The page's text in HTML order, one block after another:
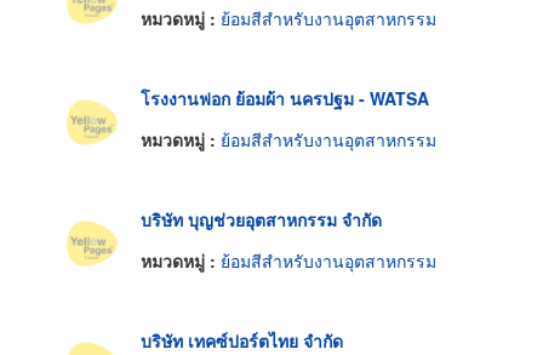
หมวดหมู่ : ย้อมสีสำหรับงานอุตสาหกรรม
โรงงานฟอก ย้อมผ้า นครปฐม - WATSA
หมวดหมู่ : ย้อมสีสำหรับงานอุตสาหกรรม
บริษัท บุญช่วยอุตสาหกรรม จำกัด
หมวดหมู่ : ย้อมสีสำหรับงานอุตสาหกรรม
บริษัท เทคซ์ปอร์ตไทย จำกัด